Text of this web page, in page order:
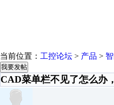
当前位置： 工控论坛 > 产品 >
我要发帖
CAD菜单栏不见了怎么办